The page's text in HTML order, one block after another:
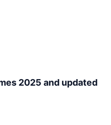
2025 and updated